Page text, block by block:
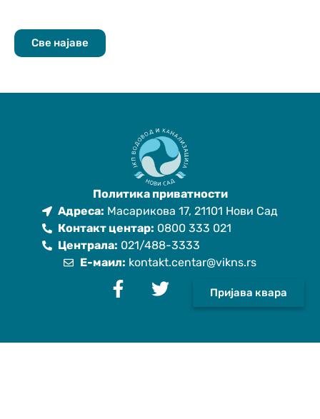
Све најаве
Пријава квара
Политика приватности
Адреса: Масарикова 17, 21101 Нови Сад
Контакт центар: 0800 333 021
Централа: 021/488-3333
Е-маил: kontakt.centar@vikns.rs